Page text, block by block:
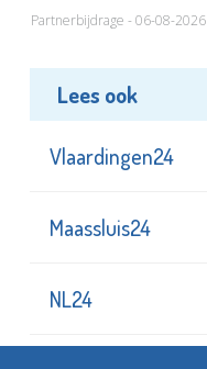
Partnerbijdrage - 06-08-2026
Lees ook
Vlaardingen24
Maassluis24
NL24